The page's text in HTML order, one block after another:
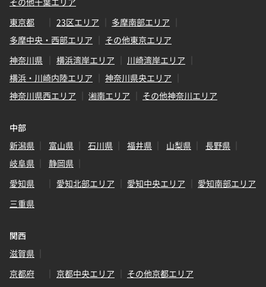
東京都
23区エリア
多摩南部エリア
多摩中央・西部エリア
その他東京エリア
神奈川県
横浜湾岸エリア
川崎湾岸エリア
横浜・川崎内陸エリア
神奈川県央エリア
神奈川県西エリア
湘南エリア その他神奈川エリア
中部
新潟県
富山県 石川県 福井県 山梨県
長野県
岐阜県
静岡県
愛知県
愛知北部エリア 愛知中央エリア
愛知南部エリア
三重県
関西
滋賀県
京都府
京都中央エリア
その他京都エリア